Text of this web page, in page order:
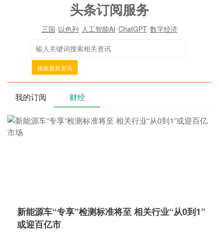
头条订阅服务
三国 以色列 人工智能AI ChatGPT 数字经济
搜索最新资讯
我的订阅 财经
新能源车“专享”检测标准将至 相关行业“从0到1”
或迎百亿市